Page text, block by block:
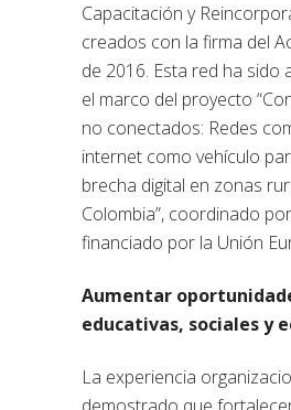
Capacitación y
creados con la firma del
de 2016. Esta red ha sido
el marco del proyecto
no conectados: Redes
internet como vehículo
brecha digital en zonas
Colombia”, coordinado
financiado por la Unión
Aumentar
educativas, sociales y
La experiencia